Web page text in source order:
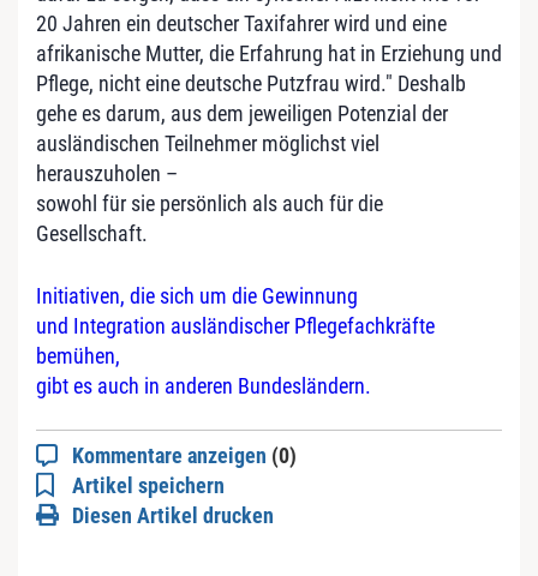
20 Jahren ein deutscher Taxifahrer wird und eine
afrikanische Mutter, die Erfahrung hat in Erziehung und
Pflege, nicht eine deutsche Putzfrau wird." Deshalb
gehe es darum, aus dem jeweiligen Potenzial der
ausländischen Teilnehmer möglichst viel
herauszuholen –
sowohl für sie persönlich als auch für die
Gesellschaft.
Initiativen, die sich um die Gewinnung
und Integration ausländischer Pflegefachkräfte
bemühen,
gibt es auch in anderen Bundesländern.
Kommentare anzeigen (0)
Artikel speichern
Diesen Artikel drucken